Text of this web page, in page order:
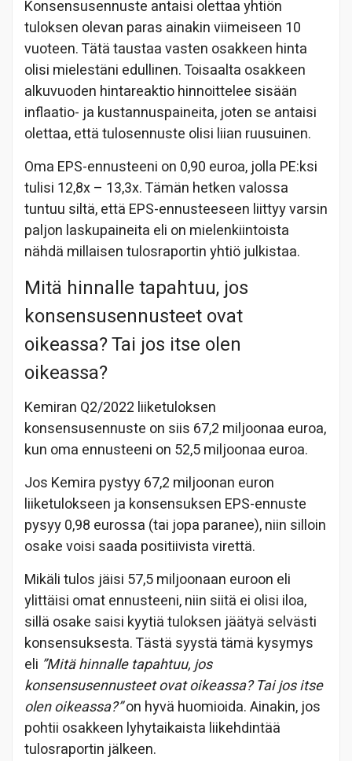
Konsensusennuste antaisi olettaa yhtiön
tuloksen olevan paras ainakin viimeiseen 10
vuoteen. Tätä taustaa vasten osakkeen hinta
olisi mielestäni edullinen. Toisaalta osakkeen
alkuvuoden hintareaktio hinnoittelee sisään
inflaatio- ja kustannuspaineita, joten se antaisi
olettaa, että tulosennuste olisi liian ruusuinen.
Oma EPS-ennusteeni on 0,90 euroa, jolla PE:ksi
tulisi 12,8x – 13,3x. Tämän hetken valossa
tuntuu siltä, että EPS-ennusteeseen liittyy varsin
paljon laskupaineita eli on mielenkiintoista
nähdä millaisen tulosraportin yhtiö julkistaa.
Mitä hinnalle tapahtuu, jos
konsensusennusteet ovat
oikeassa? Tai jos itse olen
oikeassa?
Kemiran Q2/2022 liiketuloksen
konsensusennuste on siis 67,2 miljoonaa euroa,
kun oma ennusteeni on 52,5 miljoonaa euroa.
Jos Kemira pystyy 67,2 miljoonan euron
liiketulokseen ja konsensuksen EPS-ennuste
pysyy 0,98 eurossa (tai jopa paranee), niin silloin
osake voisi saada positiivista virettä.
Mikäli tulos jäisi 57,5 miljoonaan euroon eli
ylittäisi omat ennusteeni, niin siitä ei olisi iloa,
sillä osake saisi kyytiä tuloksen jäätyä selvästi
konsensuksesta. Tästä syystä tämä kysymys
eli ”Mitä hinnalle tapahtuu, jos
konsensusennusteet ovat oikeassa? Tai jos itse
olen oikeassa?”on hyvä huomioida. Ainakin, jos
pohtii osakkeen lyhytaikaista liikehdintää
tulosraportin jälkeen.